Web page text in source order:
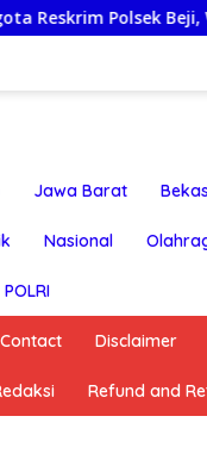
Komitmen
Jawa Barat
Nasional
POLRI
Contact Disclaimer
Refund and